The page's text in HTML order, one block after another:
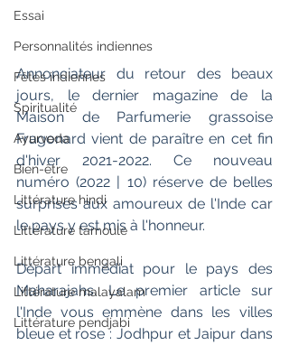
Essai
Personnalités indiennes
Fêtes indiennes
Spiritualité
Ayurveda
Bien-être
Littérature hindi
Littérature tamoule
Littérature bengali
Littérature malayalam
Littérature pendjabi
Annonciateur du retour des beaux
jours, le dernier magazine de la
Maison de Parfumerie grassoise
Fragonard vient de paraître en cet fin
d'hiver 2021-2022. Ce nouveau
numéro (2022 | 10) réserve de belles
surprises aux amoureux de l'Inde car
le pays y est mis à l'honneur.
Départ immédiat pour le pays des
Maharajahs. Le premier article sur
l'Inde vous emmène dans les villes
bleue et rose : Jodhpur et Jaipur dans